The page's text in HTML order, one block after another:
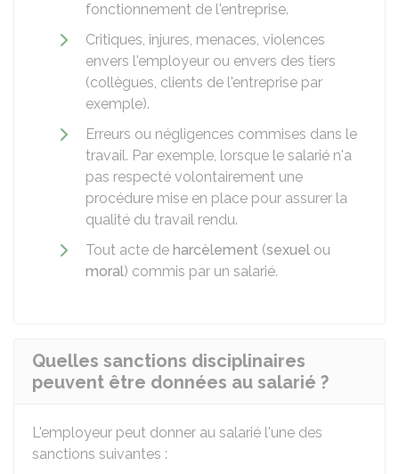
fonctionnement de l'entreprise.
Critiques, injures, menaces, violences
envers l'employeur ou envers des tiers
(collègues, clients de l'entreprise par
exemple).
Erreurs ou négligences commises dans le
travail. Par exemple, lorsque le salarié n'a
pas respecté volontairement une
procédure mise en place pour assurer la
qualité du travail rendu.
Tout acte de harcèlement (sexuel ou
moral) commis par un salarié.
Quelles sanctions disciplinaires
peuvent être données au salarié ?
L'employeur peut donner au salarié l'une des
sanctions suivantes :